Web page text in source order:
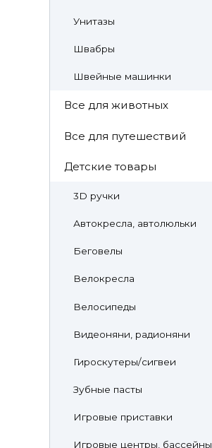
Унитазы
Швабры
Швейные машинки
Все для животных
Все для путешествий
Детские товары
3D ручки
Автокресла, автолюльки
Беговелы
Велокресла
Велосипеды
Видеоняни, радионяни
Гироскутеры/сигвеи
Зубные пасты
Игровые приставки
Игровые центры, бассейны